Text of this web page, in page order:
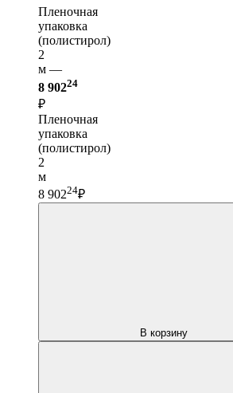
Пленочная
упаковка
(полистирол)
2
м —
8 90224
₽
Пленочная
упаковка
(полистирол)
2
м
8 90224₽
В корзину